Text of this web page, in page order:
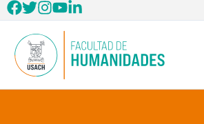
al
contenido